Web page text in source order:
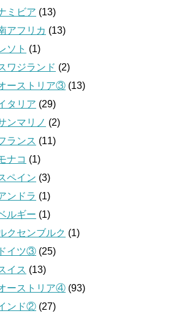
ミビア (13)
アフリカ (13)
ソト (1)
ワジランド (2)
ーストリア③ (13)
タリア (29)
ンマリノ (2)
ランス (11)
ナコ (1)
ペイン (3)
ンドラ (1)
ルギー (1)
クセンブルク (1)
イツ③ (25)
イス (13)
ーストリア④ (93)
ンド② (27)